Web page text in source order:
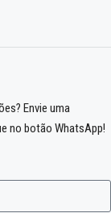
Envie uma
no botão WhatsApp!